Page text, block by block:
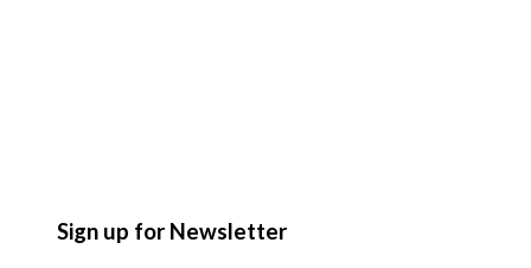
Sign up for Newsletter